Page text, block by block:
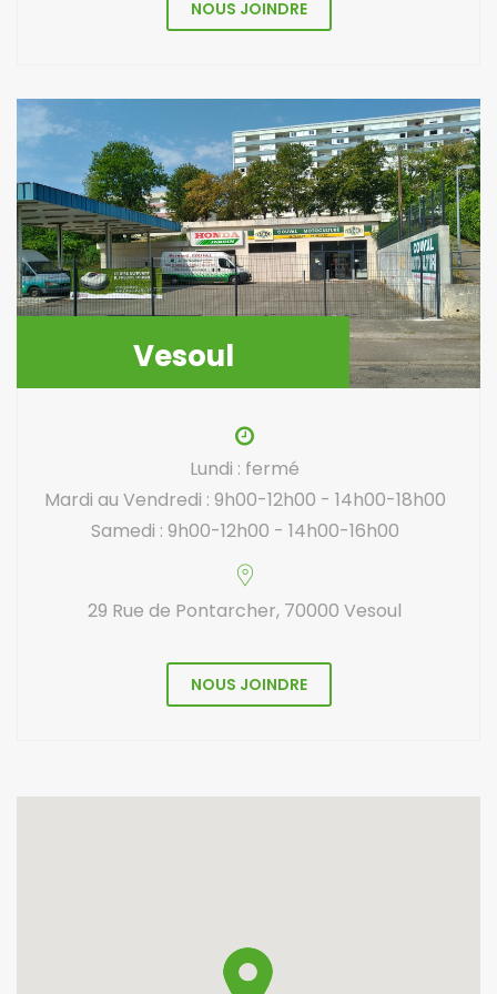
NOUS JOINDRE
Vesoul
Lundi : fermé
Mardi au Vendredi : 9h00-12h00 - 14h00-18h00
Samedi : 9h00-12h00 - 14h00-16h00
29 Rue de Pontarcher, 70000 Vesoul
NOUS JOINDRE